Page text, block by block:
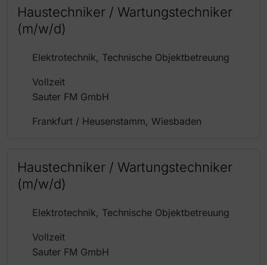
Haustechniker / Wartungstechniker
(m/w/d)
Elektrotechnik, Technische Objektbetreuung
Vollzeit
Sauter FM GmbH
Frankfurt / Heusenstamm, Wiesbaden
Haustechniker / Wartungstechniker
(m/w/d)
Elektrotechnik, Technische Objektbetreuung
Vollzeit
Sauter FM GmbH